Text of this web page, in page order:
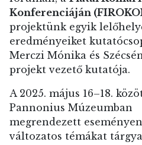
Konferenciáján
projektünk egyik
eredményeiket
Merczi Mónika és
projekt vezető kutatója.
A 2025. május 16–18.
Pannonius Múzeumban
megrendezett
változatos témákat